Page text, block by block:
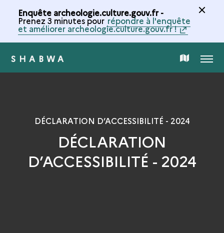
Enquête archeologie.culture.gouv.fr -
Prenez 3 minutes pour répondre à l'enquête
et améliorer archeologie.culture.gouv.fr !
SHABWA CARTE
LA
MENU
DÉCLARATION D’ACCESSIBILITÉ - 2024
DÉCLARATION
D’ACCESSIBILITÉ - 2024